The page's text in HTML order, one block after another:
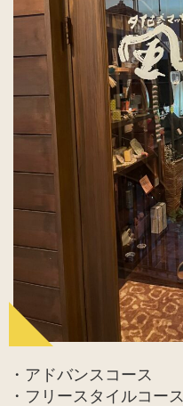
・アドバンスコース
・フリースタイルコース